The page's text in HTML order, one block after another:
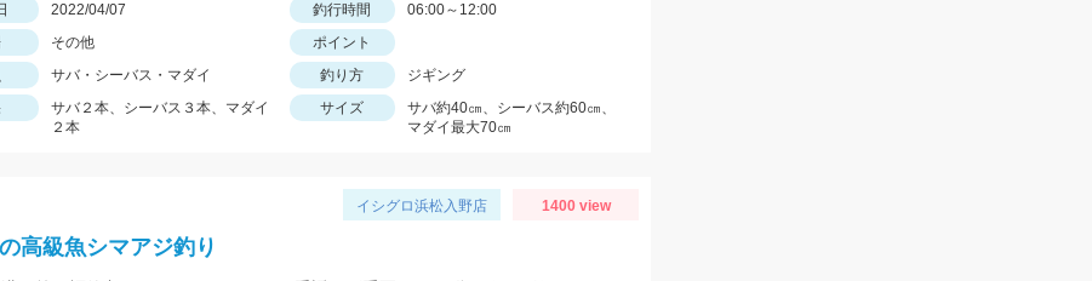
2022/04/07 釣行時間
06:00～12:00
その他
ポイント
サバ・シーバス・マダイ 釣り方
ジギング
サバ２本、シーバス３本、マダイ
２本
サイズ
サバ約40㎝、シーバス約60㎝、
マダイ最大70㎝
イシグロ浜松入野店 1400 view
高級魚シマアジ釣り